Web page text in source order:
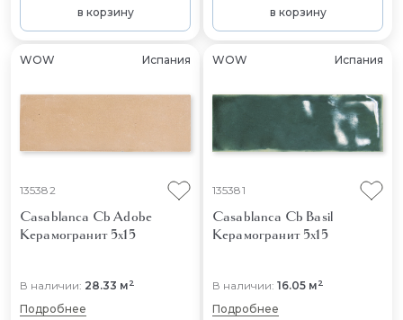
в корзину в корзину
WOW Испания
135382
Casablanca Cb Adobe
Керамогранит 5x15
В наличии: 28.33 м2
Подробнее
WOW Испания
135381
Casablanca Cb Basil
Керамогранит 5x15
В наличии: 16.05 м2
Подробнее